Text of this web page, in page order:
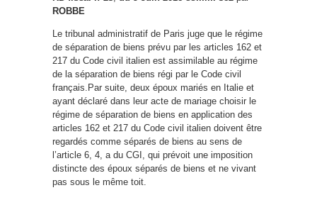
ROBBE
Le tribunal administratif de Paris juge que le régime
de séparation de biens prévu par les articles 162 et
217 du Code civil italien est assimilable au régime
de la séparation de biens régi par le Code civil
français.Par suite, deux époux mariés en Italie et
ayant déclaré dans leur acte de mariage choisir le
régime de séparation de biens en application des
articles 162 et 217 du Code civil italien doivent être
regardés comme séparés de biens au sens de
l’article 6, 4, a du CGI, qui prévoit une imposition
distincte des époux séparés de biens et ne vivant
pas sous le même toit.